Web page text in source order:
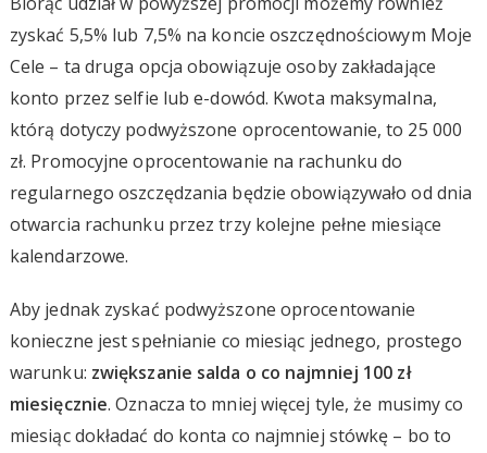
zyskać 5,5% lub 7,5% na koncie oszczędnościowym Moje
Cele – ta druga opcja obowiązuje osoby zakładające
konto przez selfie lub e-dowód. Kwota maksymalna,
którą dotyczy podwyższone oprocentowanie, to 25 000
zł. Promocyjne oprocentowanie na rachunku do
regularnego oszczędzania będzie obowiązywało od dnia
otwarcia rachunku przez trzy kolejne pełne miesiące
kalendarzowe.
Aby jednak zyskać podwyższone oprocentowanie
konieczne jest spełnianie co miesiąc jednego, prostego
warunku: zwiększanie salda o co najmniej 100 zł
miesięcznie. Oznacza to mniej więcej tyle, że musimy co
miesiąc dokładać do konta co najmniej stówkę – bo to